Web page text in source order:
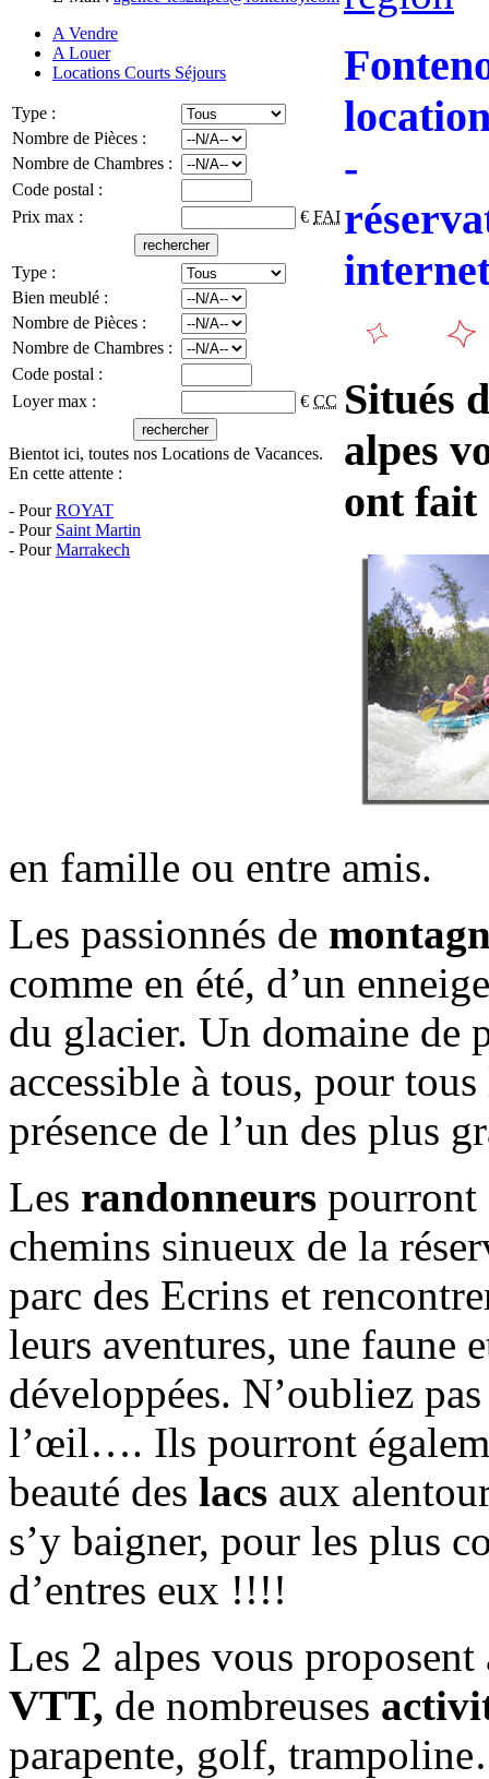
A Vendre
A Louer
Locations Courts Séjours
Type :
Nombre de Pièces :
Nombre de Chambres :
Code postal :
Prix max :
€ FAI
Type :
Bien meublé :
Nombre de Pièces :
Nombre de Chambres :
Code postal :
Loyer max :
€ CC
Bientot ici, toutes nos Locations de Vacances.
En cette attente :
- PourROYAT
- Pour Saint Martin
- PourMarrakech
-
Situés
alpes
ont fait
en famille ou entre amis.
Les passionnés de
comme en été, d’un
du glacier. Un domaine de
accessible à tous, pour
présence de l’un des plus
Les randonneurs pourront
chemins sinueux de la
parc des Ecrins et
leurs aventures, une faune
développées. N’oubliez
l’œil…. Ils pourront
beauté des lacs aux
s’y baigner, pour les plus
d’entres eux !!!!
Les 2 alpes vous proposent
VTT, de nombreuses
parapente, golf,